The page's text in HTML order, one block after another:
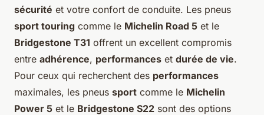
sécurité et votre confort de conduite. Les pneus
sport touring comme le Michelin Road 5 et le
Bridgestone T31 offrent un excellent compromis
entre adhérence, performances et durée de vie.
Pour ceux qui recherchent des performances
maximales, les pneus sport comme le Michelin
Power 5 et le Bridgestone S22 sont des options